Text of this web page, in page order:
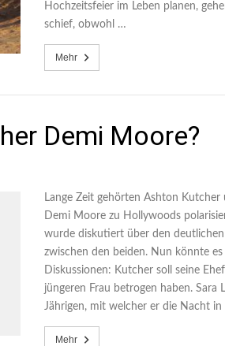
Hochzeitsfeier im Leben planen,
schief, obwohl …
Mehr
Demi Moore?
Lange Zeit gehörten Ashton Kutcher
Demi Moore zu Hollywoods
wurde diskutiert über den
zwischen den beiden. Nun könnte
Diskussionen: Kutcher soll seine
jüngeren Frau betrogen haben. Sara
Jährigen, mit welcher er die Nacht in
Mehr